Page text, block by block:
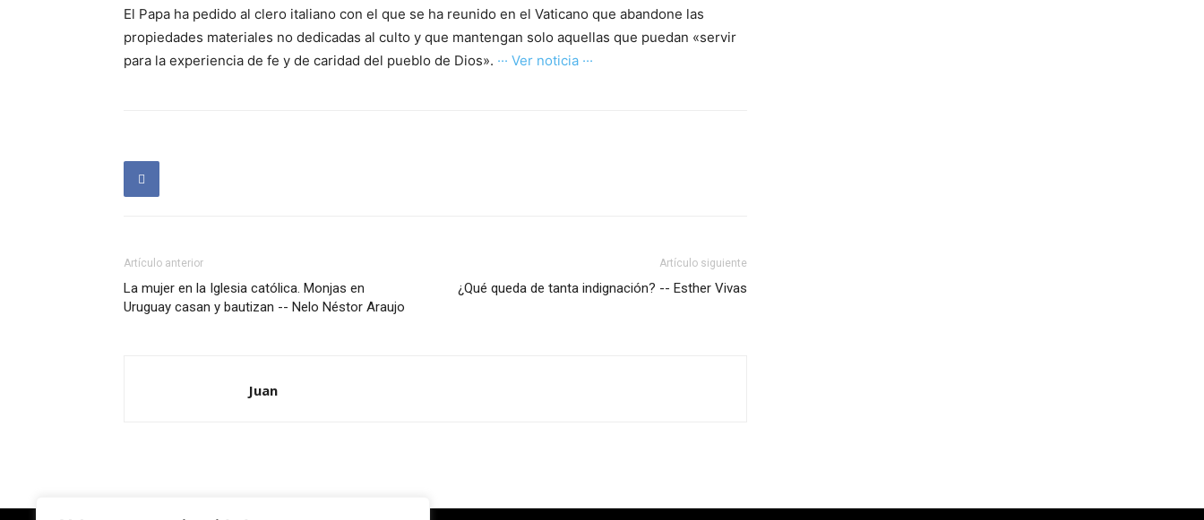
El Papa ha pedido al clero italiano con el que se ha reunido en el Vaticano que abandone las
propiedades materiales no dedicadas al culto y que mantengan solo aquellas que puedan «servir
para la experiencia de fe y de caridad del pueblo de Dios». ··· Ver noticia ···
Artículo anterior
La mujer en la Iglesia católica. Monjas en
Uruguay casan y bautizan -- Nelo Néstor Araujo
Artículo siguiente
¿Qué queda de tanta indignación? -- Esther Vivas
Juan